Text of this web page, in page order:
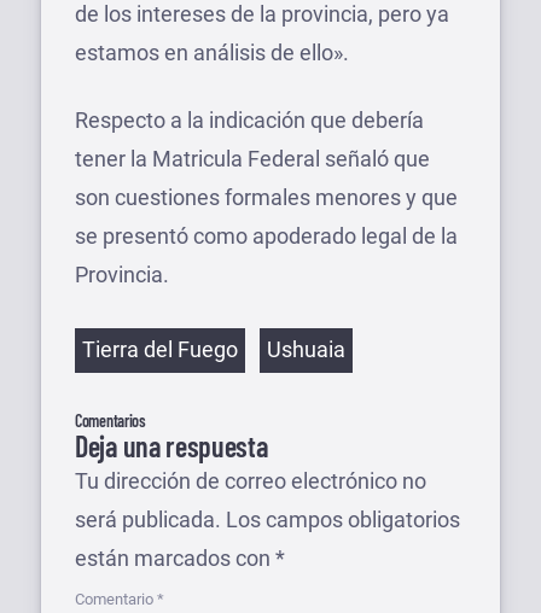
de los intereses de la provincia, pero ya
estamos en análisis de ello».
Respecto a la indicación que debería
tener la Matricula Federal señaló que
son cuestiones formales menores y que
se presentó como apoderado legal de la
Provincia.
Etiquetas
Tierra del Fuego Ushuaia
Comentarios
Deja una respuesta
Tu dirección de correo electrónico no
será publicada. Los campos obligatorios
están marcados con *
Comentario *